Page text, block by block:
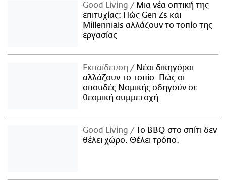
Good Living
Μια νέα οπτική της
επιτυχίας: Πώς Gen Zs και
Millennials αλλάζουν το τοπίο της
εργασίας
Εκπαίδευση
Νέοι δικηγόροι
αλλάζουν το τοπίο: Πώς οι
σπουδές Νομικής οδηγούν σε
θεσμική συμμετοχή
Good Living
Το BBQ στο σπίτι δεν
θέλει χώρο. Θέλει τρόπο.